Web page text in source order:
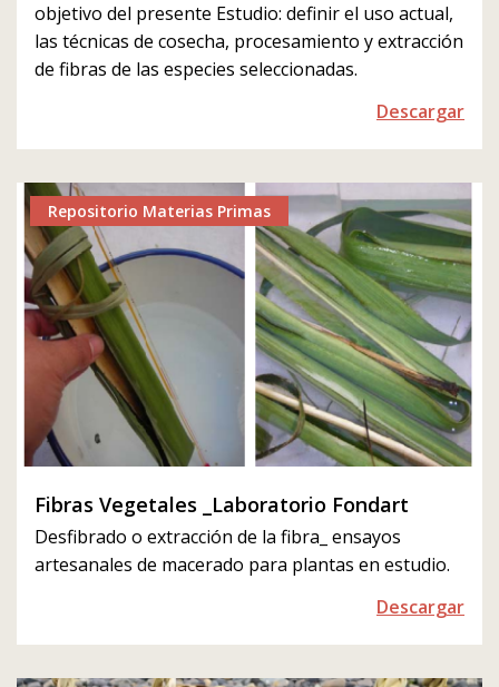
objetivo del presente Estudio: definir el uso actual,
las técnicas de cosecha, procesamiento y extracción
de fibras de las especies seleccionadas.
Descargar
Repositorio Materias Primas
Fibras Vegetales _Laboratorio Fondart
Desfibrado o extracción de la fibra_ ensayos
artesanales de macerado para plantas en estudio.
Descargar